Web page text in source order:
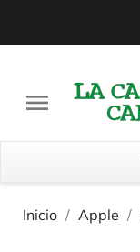

Inicio Apple